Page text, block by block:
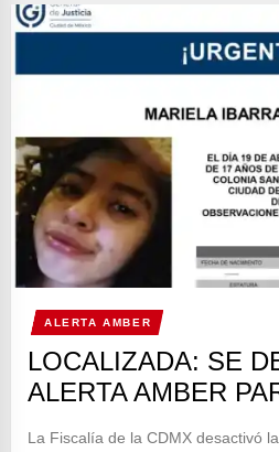
ALERTA AMBER
LOCALIZADA: SE
ALERTA AMBER
La Fiscalía de la CDMX desactivó